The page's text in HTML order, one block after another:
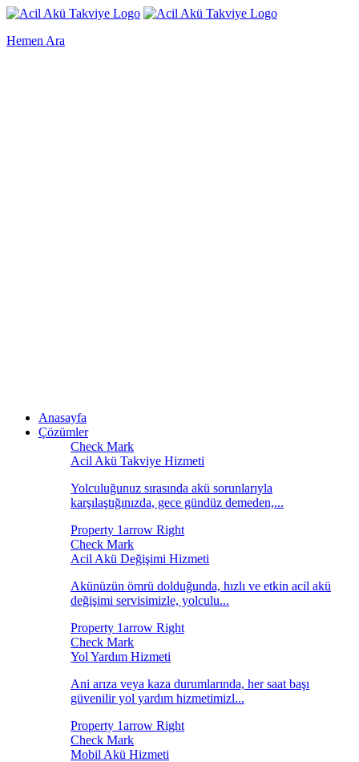
Hemen Ara
Anasayfa
Çözümler
Acil Akü Takviye Hizmeti
Yolculuğunuz sırasında akü sorunlarıyla
karşılaştığınızda, gece gündüz demeden,...
Acil Akü Değişimi Hizmeti
Akünüzün ömrü dolduğunda, hızlı ve etkin acil akü
değişimi servisimizle, yolculu...
Yol Yardım Hizmeti
Ani arıza veya kaza durumlarında, her saat başı
güvenilir yol yardım hizmetimizl...
Mobil Akü Hizmeti